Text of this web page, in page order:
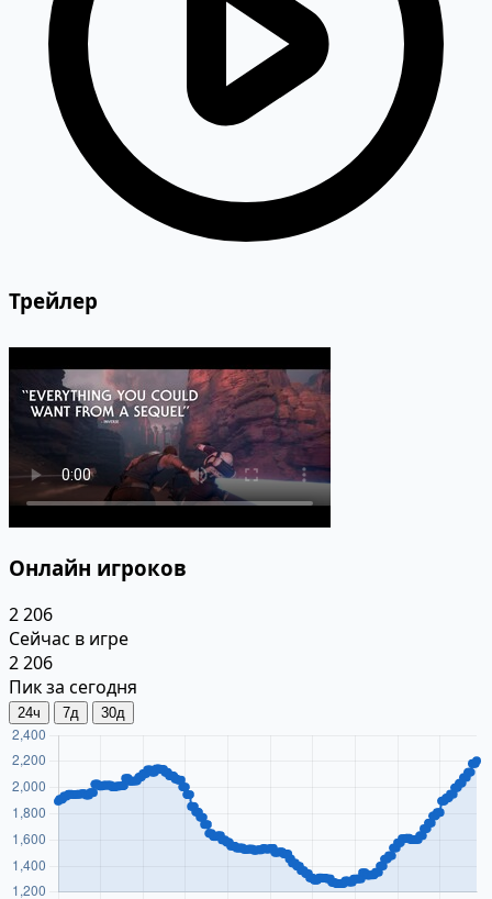
Трейлер
Онлайн игроков
2 206
Сейчас в игре
2 206
Пик за сегодня
24ч 7д 30д